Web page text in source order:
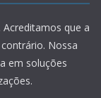
Acreditamos que a
Nossa
em soluções